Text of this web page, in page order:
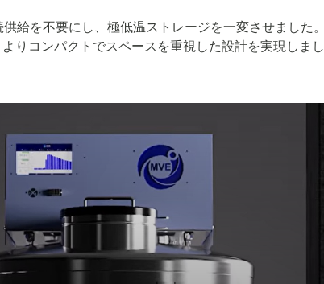
を不要にし、極低温ストレージを一変させました。
りコンパクトでスペースを重視した設計を実現しまし